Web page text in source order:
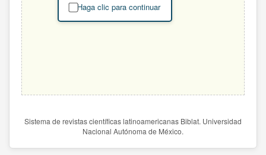
Haga clic para continuar
Sistema de revistas científicas latinoamericanas Biblat. Universidad
Nacional Autónoma de México.